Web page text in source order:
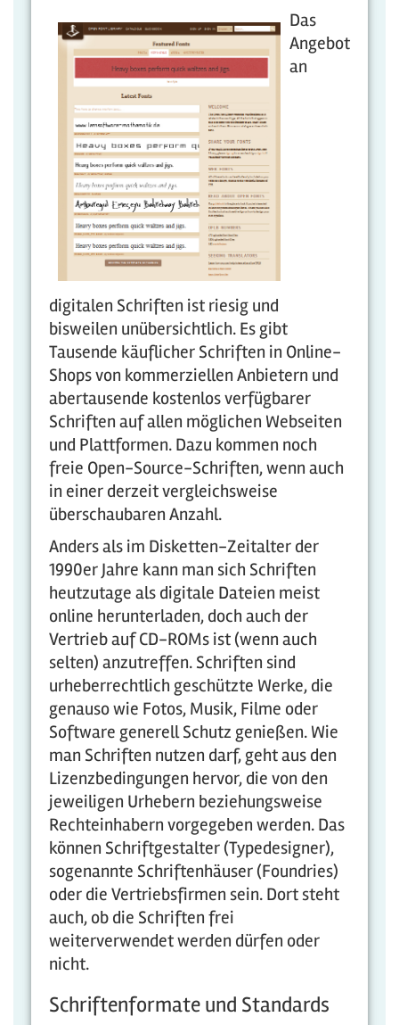
Das
Angebot
an
digitalen Schriften ist riesig und
bisweilen unübersichtlich. Es gibt
Tausende käuflicher Schriften in Online-
Shops von kommerziellen Anbietern und
abertausende kostenlos verfügbarer
Schriften auf allen möglichen Webseiten
und Plattformen. Dazu kommen noch
freie Open-Source-Schriften, wenn auch
in einer derzeit vergleichsweise
überschaubaren Anzahl.
Anders als im Disketten-Zeitalter der
1990er Jahre kann man sich Schriften
heutzutage als digitale Dateien meist
online herunterladen, doch auch der
Vertrieb auf CD-ROMs ist (wenn auch
selten) anzutreffen. Schriften sind
urheberrechtlich geschützte Werke, die
genauso wie Fotos, Musik, Filme oder
Software generell Schutz genießen. Wie
man Schriften nutzen darf, geht aus den
Lizenzbedingungen hervor, die von den
jeweiligen Urhebern beziehungsweise
Rechteinhabern vorgegeben werden. Das
können Schriftgestalter (Typedesigner),
sogenannte Schriftenhäuser (Foundries)
oder die Vertriebsfirmen sein. Dort steht
auch, ob die Schriften frei
weiterverwendet werden dürfen oder
nicht.
Schriftenformate und Standards